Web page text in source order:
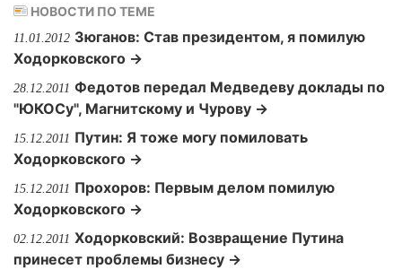
НОВОСТИ ПО ТЕМЕ
11.01.2012 Зюганов: Став президентом, я помилую
Ходорковского →
28.12.2011 Федотов передал Медведеву доклады по
"ЮКОСу", Магнитскому и Чурову →
15.12.2011 Путин: Я тоже могу помиловать
Ходорковского →
15.12.2011 Прохоров: Первым делом помилую
Ходорковского →
02.12.2011 Ходорковский: Возвращение Путина
принесет проблемы бизнесу →